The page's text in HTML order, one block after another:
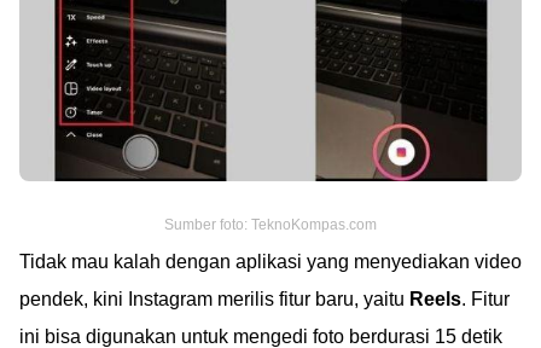
Sumber foto: TeknoKompas.com
Tidak mau kalah dengan aplikasi yang menyediakan video
pendek, kini Instagram merilis fitur baru, yaitu Reels. Fitur
ini bisa digunakan untuk mengedi foto berdurasi 15 detik